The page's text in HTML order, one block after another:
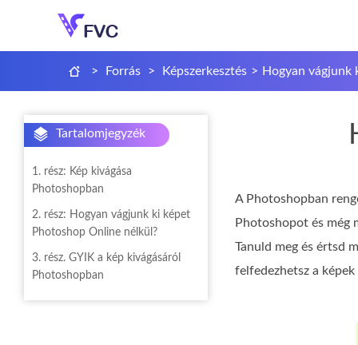
> Forrás > Képszerkesztés > Hogyan vágjunk
Tartalomjegyzék
1. rész: Kép kivágása
Photoshopban
2. rész: Hogyan vágjunk ki képet
Photoshop Online nélkül?
3. rész. GYIK a kép kivágásáról
Photoshopban
A Photoshopban
Photoshopot és még
Tanuld meg és értsd
felfedezhetsz a